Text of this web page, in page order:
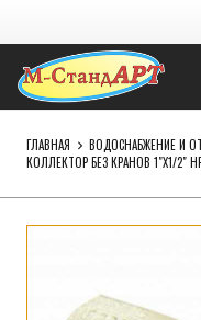
ГЛАВНАЯ ВОДОСНАБЖЕНИЕ И
КОЛЛЕКТОР БЕЗ КРАНОВ 1″Х1/2″